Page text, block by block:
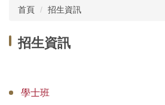
招生資訊
系所介紹
學士班
首頁 招生資訊
招生資訊
學士班